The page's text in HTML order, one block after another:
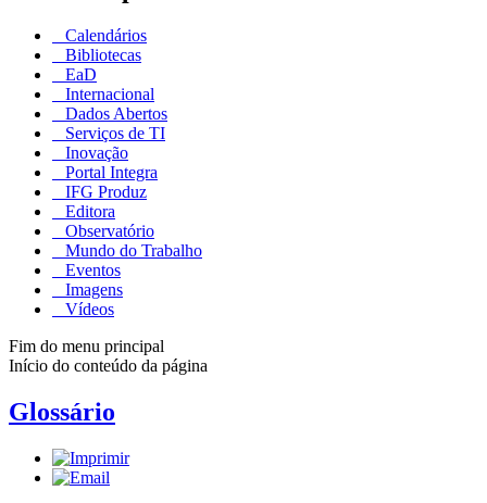
Calendários
Bibliotecas
EaD
Internacional
Dados Abertos
Serviços de TI
Inovação
Portal Integra
IFG Produz
Editora
Observatório
Mundo do Trabalho
Eventos
Imagens
Vídeos
Fim do menu principal
Início do conteúdo da página
Glossário